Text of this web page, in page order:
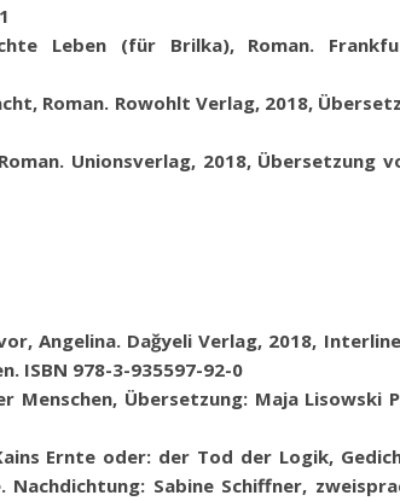
Leben (für Brilka), Roman.
Roman. Rowohlt Verlag, 2018,
Roman. Unionsverlag, 2018, Übersetzung
Angelina. Dağyeli Verlag, 2018,
ISBN 978-3-935597-92-0
Menschen, Übersetzung: Maja Lisowski
Ernte oder: der Tod der Logik,
Nachdichtung: Sabine Schiffner,